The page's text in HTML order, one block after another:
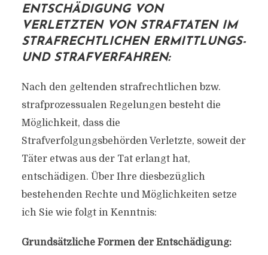
ENTSCHÄDIGUNG VON
VERLETZTEN VON STRAFTATEN IM
STRAFRECHTLICHEN ERMITTLUNGS-
UND STRAFVERFAHREN:
Nach den geltenden strafrechtlichen bzw.
strafprozessualen Regelungen besteht die
Möglichkeit, dass die
Strafverfolgungsbehörden Verletzte, soweit der
Täter etwas aus der Tat erlangt hat,
entschädigen. Über Ihre diesbezüglich
bestehenden Rechte und Möglichkeiten setze
ich Sie wie folgt in Kenntnis:
Grundsätzliche Formen der Entschädigung: